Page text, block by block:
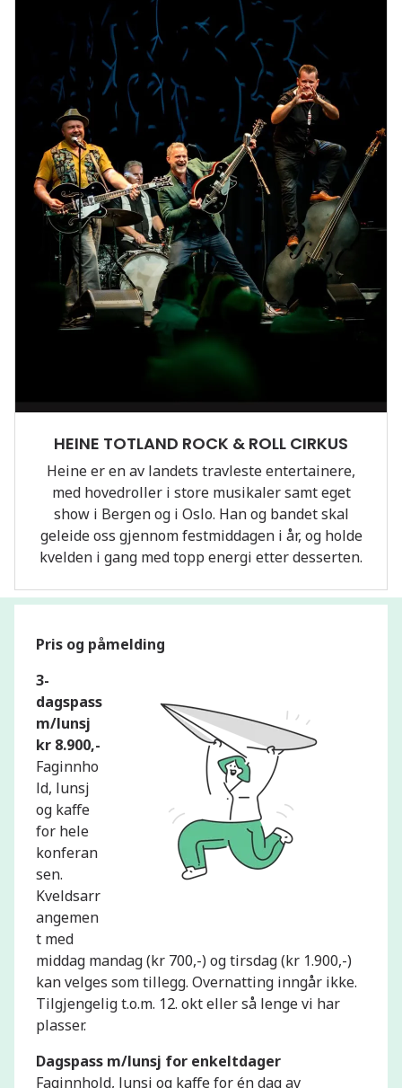
HEINE TOTLAND ROCK & ROLL CIRKUS
Heine er en av landets travleste entertainere,
med hovedroller i store musikaler samt eget
show i Bergen og i Oslo. Han og bandet skal
geleide oss gjennom festmiddagen i år, og holde
kvelden i gang med topp energi etter desserten.
Pris og påmelding
3-
dagspass
m/lunsj
kr 8.900,-
Faginnho
ld, lunsj
og kaffe
for hele
konferan
sen.
Kveldsarr
angemen
t med
middag mandag (kr 700,-) og tirsdag (kr 1.900,-)
kan velges som tillegg. Overnatting inngår ikke.
Tilgjengelig t.o.m. 12. okt eller så lenge vi har
plasser.
Dagspass m/lunsj for enkeltdager
Faginnhold, lunsj og kaffe for én dag av